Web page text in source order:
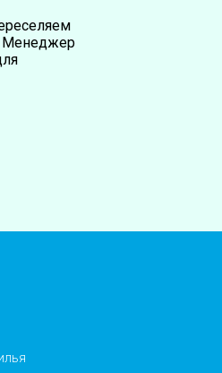
Менеджер